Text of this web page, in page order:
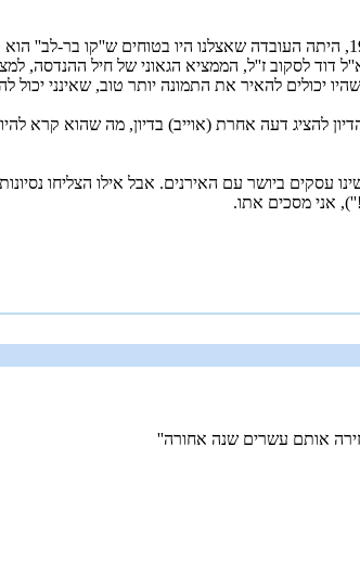
כדי להמחיש לך זאת הנה קטע מן המציאות שעברה עלינו. אחד השקולים שעליהם התבססה ה''קונספציה'' ב-‏
לסקוב ז''ל, הממציא הגאוני של חיל ההנדסה,
יכולים להאיר את התמונה יותר טוב, שאינני יכול
להציג דעה אחרת (אוייב) בדיון, מה שהוא קרא
ביושר עם האירנים. אבל אילו הצליחו
אני מסכים אתו.
אותם עשרים שנה אחורה''